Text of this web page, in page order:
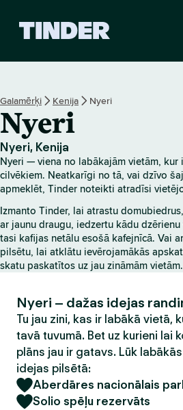
u
m
l
p
a
Galamērķi Kenija Nyeri
Nyeri
Nyeri, Kenija
Nyeri — viena no labākajām vietām, kur
cilvēkiem. Neatkarīgi no tā, vai dzīvo
apmeklēt, Tinder noteikti atradīsi
Izmanto Tinder, lai atrastu
ar jaunu draugu, iedzertu kādu
tasi kafijas netālu esošā kafejnīcā. Vai
pilsētu, lai atklātu ievērojamākās
skatu paskatītos uz jau zināmām vietām.
Nyeri – dažas idejas
Tu jau zini, kas ir labākā vietā,
tavā tuvumā. Bet uz kurieni lai
plāns jau ir gatavs. Lūk
idejas pilsētā:
Aberdāres nacionālais
Solio spēļu rezervāts